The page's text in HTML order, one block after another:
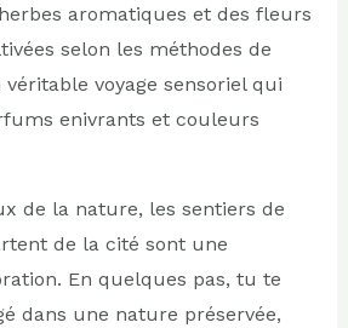
aromatiques et des fleurs
selon les méthodes de
véritable voyage sensoriel qui
enivrants et couleurs
de la nature, les sentiers de
de la cité sont une
En quelques pas, tu te
dans une nature préservée,